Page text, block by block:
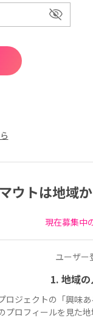
ウトは地域
現在募集中
ユーザー
1. 地域
ロジェクトの「興味
プロフィールを見た